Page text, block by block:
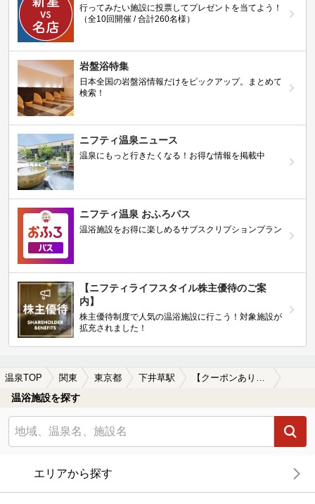
行ってみたい施設に投票してプレゼントを当てよう！
（全10回開催 / 合計260名様）
岩盤浴特集
日本全国の岩盤浴情報だけをピックアップ。まとめて
検索！
ニフティ温泉ニュース
温泉にもっと行きたくなる！お得な情報を掲載中
ニフティ温泉 おふろパス
温浴施設をお得に楽しめるサブスクリプションプラン
【ニフティライフスタイル株主優待のご案
内】
株主優待制度で人気の温浴施設に行こう！対象施設が
拡充されました！
温泉TOP 関東 東京都 下井草駅 【クーポンあり】子連れOKな下井草駅近くの温泉、日帰り温泉、スーパー銭湯おすすめ
温浴施設を探す
エリアから探す